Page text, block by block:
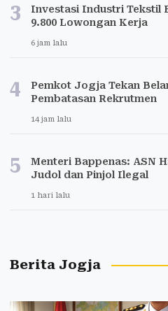
3
Investasi Industri Tekstil
9.800 Lowongan Kerja
6 jam lalu
4
Pemkot Jogja Tekan
Pembatasan Rekrutmen
14 jam lalu
5
Menteri Bappenas: ASN
Judol dan Pinjol Ilegal
1 hari lalu
Berita Jogja